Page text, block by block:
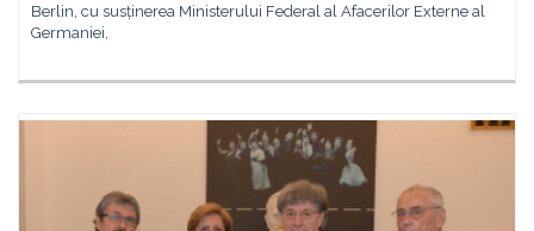
Berlin, cu susținerea Ministerului Federal al Afacerilor Externe al
Germaniei,